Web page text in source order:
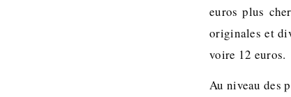
euros plus
originales et
voire 12 euros.
Au niveau des